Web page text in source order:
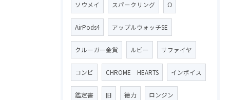
ソウメイ スパークリング Ω
AirPods4 アップルウォッチSE
クルーガー金貨 ルビー サファイヤ
コンビ CHROME HEARTS インボイス
鑑定書 旧 徳力 ロンジン